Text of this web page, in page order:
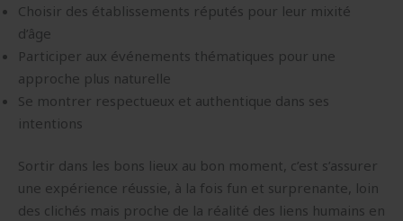
Choisir des établissements réputés pour leur mixité
d’âge
Participer aux événements thématiques pour une
approche plus naturelle
Se montrer respectueux et authentique dans ses
intentions
Sortir dans les bons lieux au bon moment, c’est s’assurer
une expérience réussie, à la fois fun et surprenante, loin
des clichés mais proche de la réalité des liens humains en